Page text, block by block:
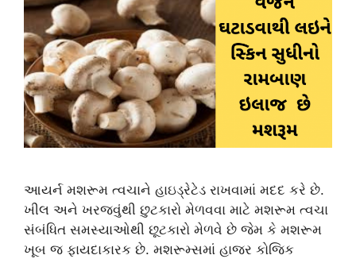
આયર્ન મશરૂમ ત્વચાને હાઇડ્રેટેડ રાખવામાં મદદ કરે છે.
ખીલ અને ખરજવુંથી છુટકારો મેળવવા માટે મશરૂમ ત્વચા
સંબંધિત સમસ્યાઓથી છૂટકારો મેળવે છે જેમ કે મશરૂમ
ખૂબ જ ફાયદાકારક છે. મશરૂમ્સમાં હાજર કોજિક